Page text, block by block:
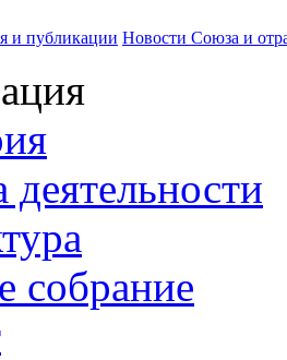
и публикации Новости Союза и
собрание